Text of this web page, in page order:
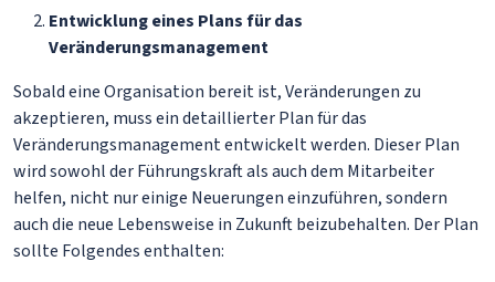
Entwicklung eines Plans für das
Veränderungsmanagement
Sobald eine Organisation bereit ist, Veränderungen zu
akzeptieren, muss ein detaillierter Plan für das
Veränderungsmanagement entwickelt werden. Dieser Plan
wird sowohl der Führungskraft als auch dem Mitarbeiter
helfen, nicht nur einige Neuerungen einzuführen, sondern
auch die neue Lebensweise in Zukunft beizubehalten. Der Plan
sollte Folgendes enthalten: